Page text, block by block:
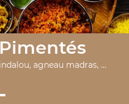
agneau madras, ...